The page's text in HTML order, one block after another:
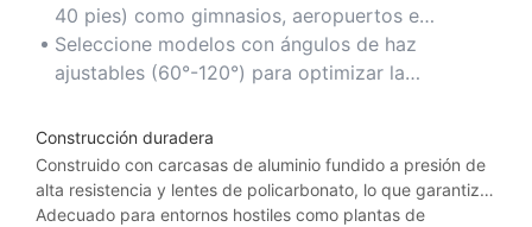
la mitad de la energía.
40 pies) como gimnasios, aeropuertos e
instalaciones industriales que requieren una
cobertura de iluminación uniforme.
Seleccione modelos con ángulos de haz
ajustables (60°-120°) para optimizar la
espacios amplios.
Construcción duradera
Construido con carcasas de aluminio fundido a presión de
alta resistencia y lentes de policarbonato, lo que garantiza
resistencia a la corrosión, impactos y temperaturas
Adecuado para entornos hostiles como plantas de